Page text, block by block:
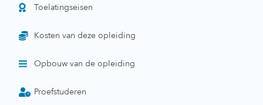
Toelatingseisen
Kosten van deze opleiding
Opbouw van de opleiding
Proefstuderen